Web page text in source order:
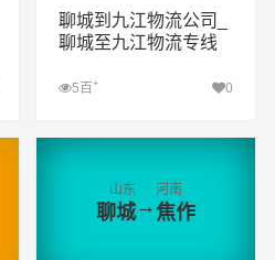
聊城到九江物流公司_
聊城至九江物流专线
5百+ 0
查看详细
山东
聊城→
河南
焦作